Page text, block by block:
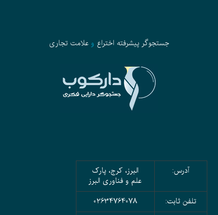
جستجوگر پیشرفته اختراع وعلامت تجاری
آدرس:
البرز، کرج، پارک
علم و فناوری البرز
تلفن ثابت:
02634764078